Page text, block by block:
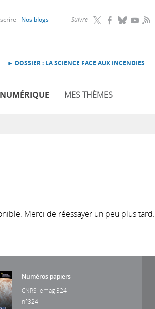
Suivre RSS
Nos blogs
► DOSSIER : LA SCIENCE FACE AUX INCENDIES
NUMÉRIQUE MES THÈMES
Merci de réessayer un peu plus tard.
Numéros papiers
CNRS lemag 324
n°324